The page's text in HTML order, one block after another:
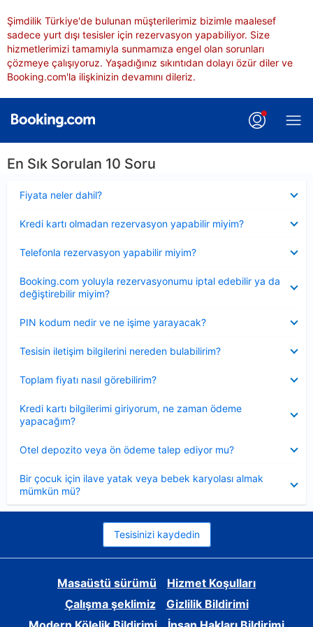
Şimdilik Türkiye'de bulunan müşterilerimiz bizimle maalesef
sadece yurt dışı tesisler için rezervasyon yapabiliyor. Size
hizmetlerimizi tamamıyla sunmamıza engel olan sorunları
çözmeye çalışıyoruz. Yaşadığınız sıkıntıdan dolayı özür diler ve
Booking.com'la ilişkinizin devamını dileriz.
En Sık Sorulan 10 Soru
Fiyata neler dahil?
Kredi kartı olmadan rezervasyon yapabilir miyim?
Telefonla rezervasyon yapabilir miyim?
Booking.com yoluyla rezervasyonumu iptal edebilir ya da
değiştirebilir miyim?
PIN kodum nedir ve ne işime yarayacak?
Tesisin iletişim bilgilerini nereden bulabilirim?
Toplam fiyatı nasıl görebilirim?
Kredi kartı bilgilerimi giriyorum, ne zaman ödeme
yapacağım?
Otel depozito veya ön ödeme talep ediyor mu?
Bir çocuk için ilave yatak veya bebek karyolası almak
mümkün mü?
Tesisinizi kaydedin
Masaüstü sürümü
Hizmet Koşulları
Çalışma şeklimiz
Gizlilik Bildirimi